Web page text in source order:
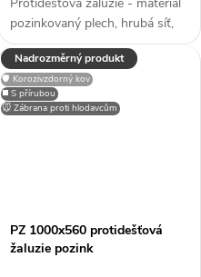
pozinkovaný plech, hrubá síť,
efektivní plocha sef 0,2524 m²,
snadno přizpůsobitelné díky
možnosti lakování RAL, zakryje
stavební otvory, užívané...
Nadrozměrný produkt
◼️ S přírubou
🛡️ Korozivzdorný kov
🐭 Zábrana proti hlodavcům
PZ 1000x560 protidešťová
žaluzie pozink